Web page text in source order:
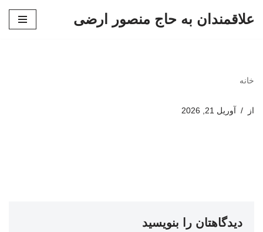
علاقمندان به حاج منصور ارضی
خانه
از آوریل 21, 2026
دیدگاهتان را بنویسید